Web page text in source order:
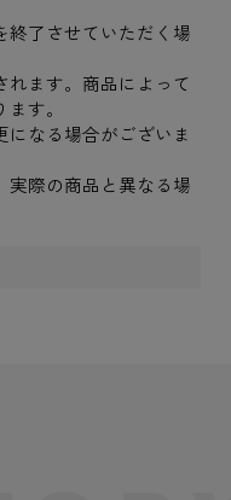
了させていただく場
ます。商品によって
す。
なる場合がございま
際の商品と異なる場